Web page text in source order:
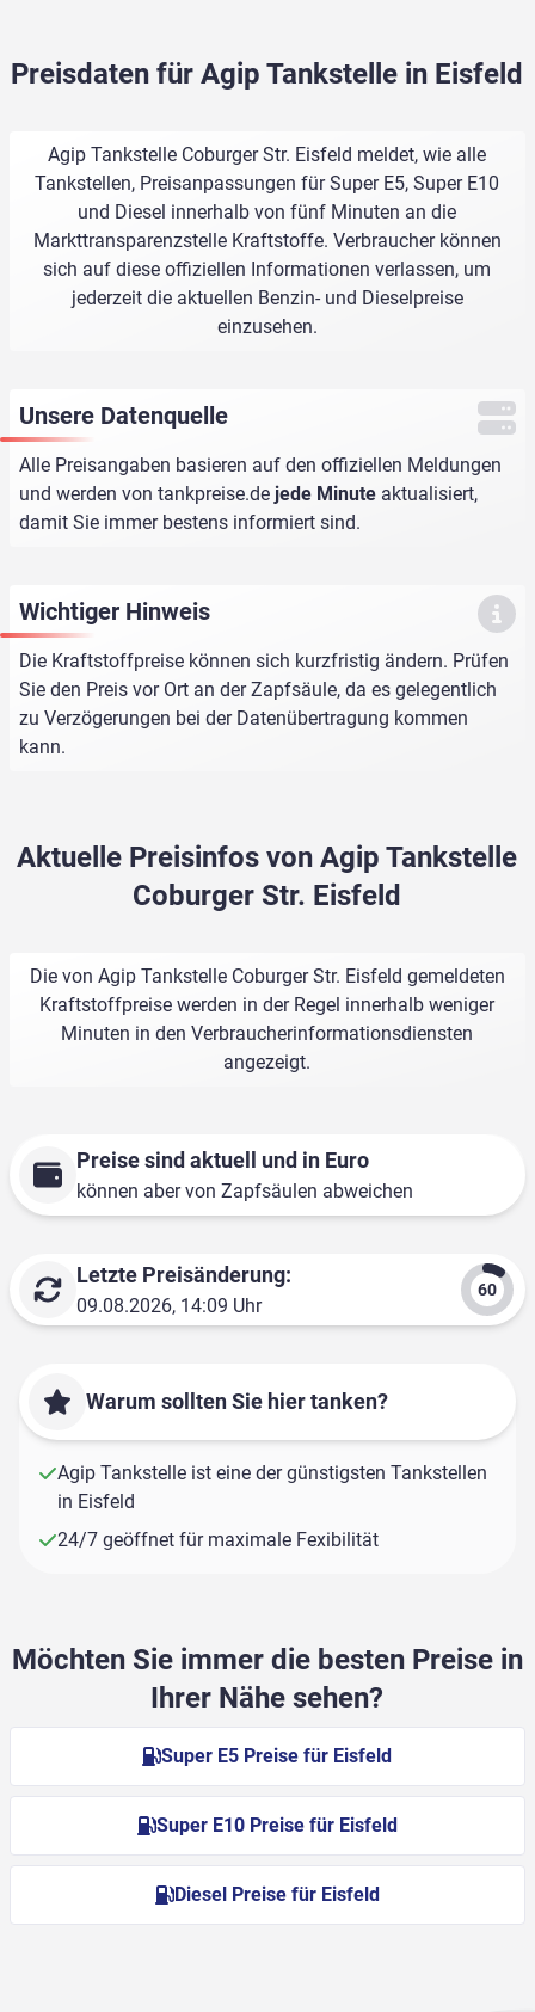
Preisdaten für Agip Tankstelle in Eisfeld
Agip Tankstelle Coburger Str. Eisfeld meldet, wie alle
Tankstellen, Preisanpassungen für Super E5, Super E10
und Diesel innerhalb von fünf Minuten an die
Markttransparenzstelle Kraftstoffe. Verbraucher können
sich auf diese offiziellen Informationen verlassen, um
jederzeit die aktuellen Benzin- und Dieselpreise
einzusehen.
Unsere Datenquelle
Alle Preisangaben basieren auf den offiziellen Meldungen
und werden von tankpreise.de jede Minute aktualisiert,
damit Sie immer bestens informiert sind.
Wichtiger Hinweis
Die Kraftstoffpreise können sich kurzfristig ändern. Prüfen
Sie den Preis vor Ort an der Zapfsäule, da es gelegentlich
zu Verzögerungen bei der Datenübertragung kommen
kann.
Aktuelle Preisinfos von Agip Tankstelle
Coburger Str. Eisfeld
Die von Agip Tankstelle Coburger Str. Eisfeld gemeldeten
Kraftstoffpreise werden in der Regel innerhalb weniger
Minuten in den Verbraucherinformationsdiensten
angezeigt.
Preise sind aktuell und in Euro
können aber von Zapfsäulen abweichen
Letzte Preisänderung:
09.08.2026, 14:09 Uhr
Warum sollten Sie hier tanken?
Agip Tankstelle ist eine der günstigsten Tankstellen
in Eisfeld
24/7 geöffnet für maximale Fexibilität
Möchten Sie immer die besten Preise in
Ihrer Nähe sehen?
Super E5 Preise für Eisfeld
Super E10 Preise für Eisfeld
Diesel Preise für Eisfeld